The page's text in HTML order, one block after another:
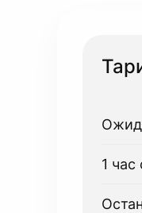
1